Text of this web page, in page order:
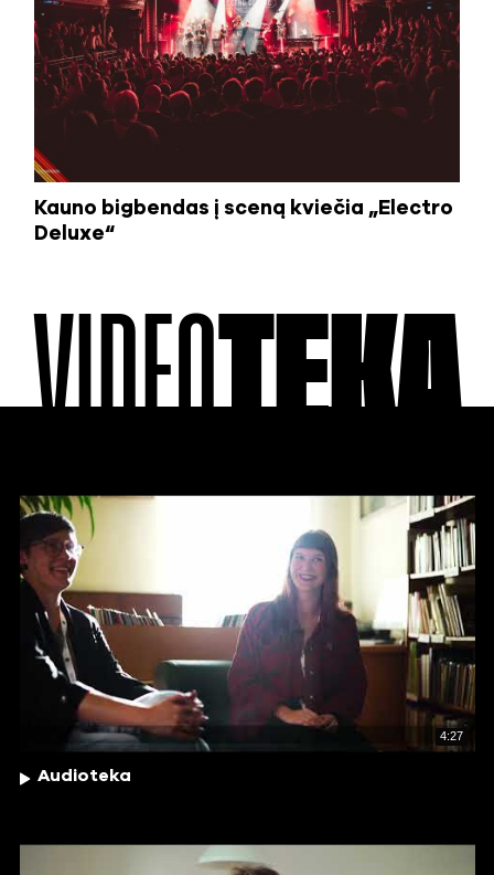
Kauno bigbendas į sceną kviečia „Electro
Deluxe“
VIDEOTEKA
4:27
Audioteka